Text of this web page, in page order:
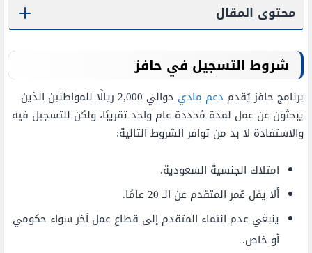
محتوى المقال
شروط التسجيل في حافز
برنامج حافز يُقدم دعم مادي
حوالي 2,000 ريالًا للمواطنين الذين
يبحثون عن عمل لمدة مُحددة عام واحد تقريبًا، ولكن للتسجيل فيه
والاستفادة لا بد من توافر الشروط التالية:
امتلاك الجنسية السعودية.
ألا يقل عُمر المتقدم عن الـ 20 عامًا.
ينبغي عدم انتماء المتقدم إلى قطاع عمل آخر سواء حكومي
أو خاص.